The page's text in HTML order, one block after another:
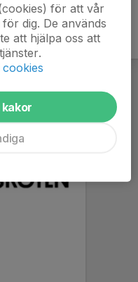
för att vår
dig. De används
att hjälpa oss att
kakor